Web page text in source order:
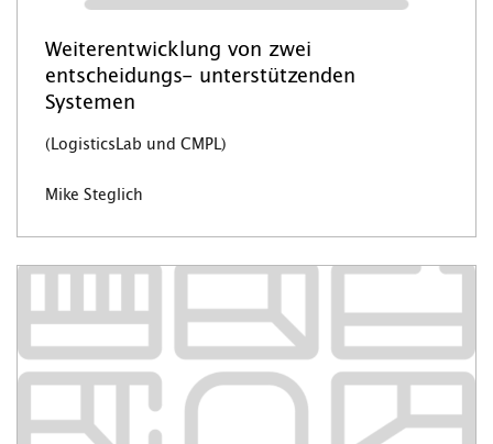
Weiterentwicklung von zwei
entscheidungs- unterstützenden
Systemen
(LogisticsLab und CMPL)
Mike Steglich